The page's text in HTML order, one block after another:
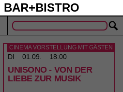
BAR+BISTRO
CINEMA VORSTELLUNG MIT GÄSTEN
DI 01.09. 18:00
UNISONO - VON DER
LIEBE ZUR MUSIK